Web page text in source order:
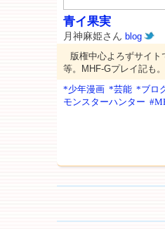
青イ果実
月神麻姫さん blog
版権中心よろずサイ
等。MHF-Gプレイ記も
*少年漫画 *芸能 *ブロ
モンスターハンター